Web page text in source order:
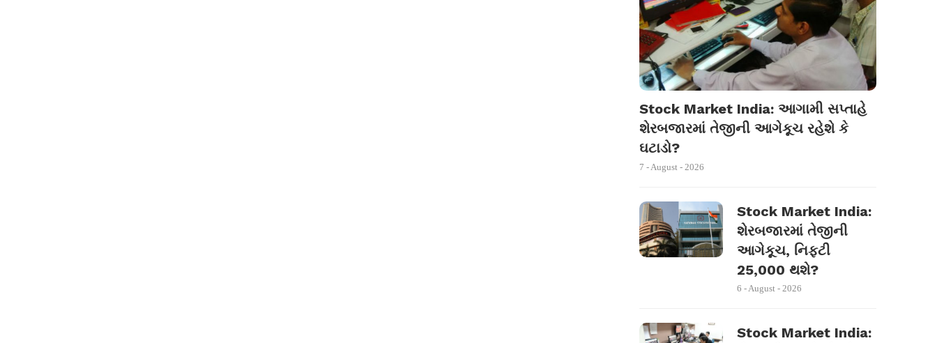
Stock Market India: આગામી સપ્તાહે
શેરબજારમાં તેજીની આગેકૂચ રહેશે કે
ઘટાડો?
7 - August - 2026
Stock Market India:
શેરબજારમાં તેજીની
આગેકૂચ, નિફ્ટી
25,000 થશે?
6 - August - 2026
Stock Market India: